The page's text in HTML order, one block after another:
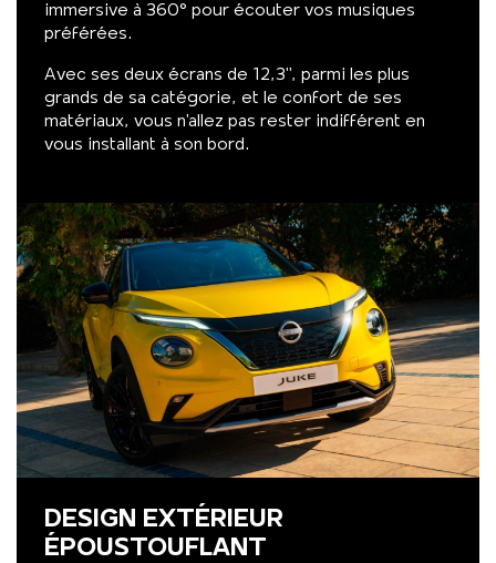
immersive à 360° pour écouter vos musiques
préférées.
Avec ses deux écrans de 12,3'', parmi les plus
grands de sa catégorie, et le confort de ses
matériaux, vous n'allez pas rester indifférent en
vous installant à son bord.
DESIGN EXTÉRIEUR
ÉPOUSTOUFLANT